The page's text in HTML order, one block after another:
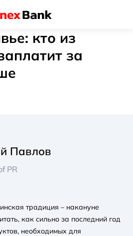
кто из
за
Павлов
PR
традиция – накануне
как сильно за последний год
необходимых для